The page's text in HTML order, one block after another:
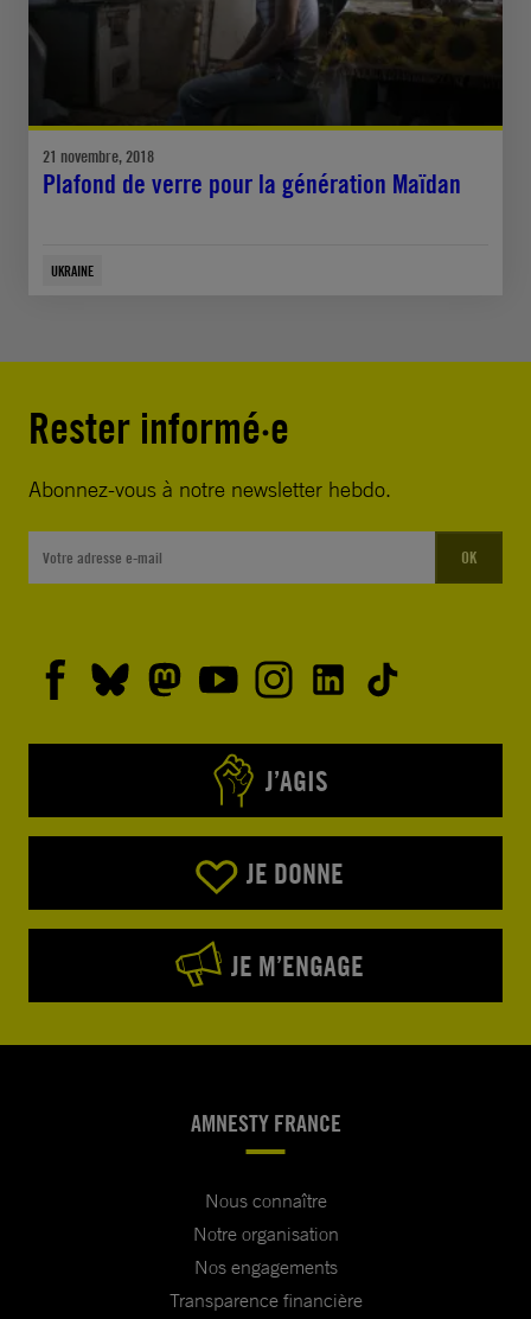
21 novembre, 2018
Plafond de verre pour la génération Maïdan
UKRAINE
Rester informé·e
Abonnez-vous à notre newsletter hebdo.
OK
J’AGIS
JE DONNE
JE M’ENGAGE
AMNESTY FRANCE
Nous connaître
Notre organisation
Nos engagements
Transparence financière